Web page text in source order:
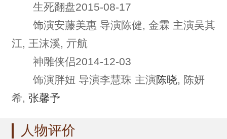
生死翻盘2015-08-17
饰演安藤美惠 导演陈健, 金霖 主演吴其
江, 王沫溪, 亓航
神雕侠侣2014-12-03
饰演胖妞 导演李慧珠 主演陈晓, 陈妍
希, 张馨予
人物评价